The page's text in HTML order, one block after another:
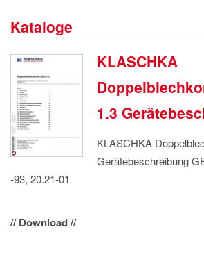
DATENSCHUTZ
Kataloge
KLASCHKA
1.3
KLASCHKA
Gerätebeschreibung
-93, 20.21-01
// Download //